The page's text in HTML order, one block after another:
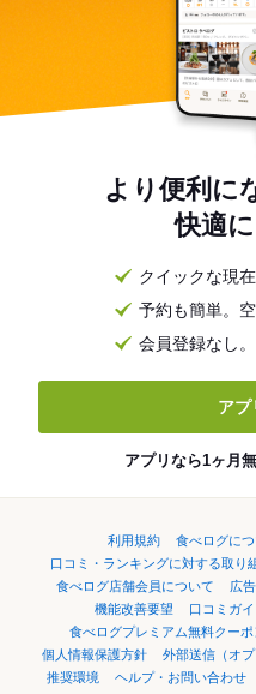
より便利に
快適
クイックな現
予約も簡単。
会員登録なし
アプ
アプリなら1ヶ月
利用規約 食べログに
口コミ・ランキングに対する取り
食べログ店舗会員について
広
機能改善要望
口コミガ
食べログプレミアム無料クーポ
個人情報保護方針
外部送信（オプ
推奨環境
ヘルプ・お問い合わせ